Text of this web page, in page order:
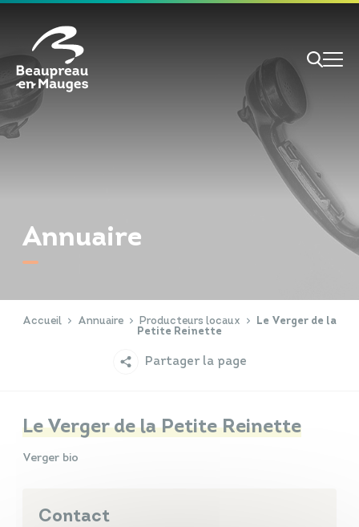
RECHERCHE
Annuaire
Accueil Annuaire Producteurs locaux
Le Verger de la
Petite Reinette
Partager la page
Le Verger de la Petite Reinette
Verger bio
Contact
Cookies management panel